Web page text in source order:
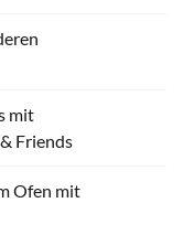
mit
Friends
Ofen mit